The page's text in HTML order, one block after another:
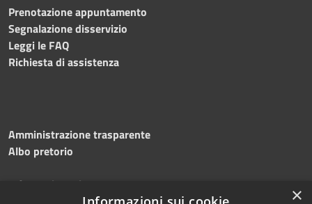
Prenotazione appuntamento
Segnalazione disservizio
Leggi le FAQ
Richiesta di assistenza
Amministrazione trasparente
Albo pretorio
Informativa privacy
×